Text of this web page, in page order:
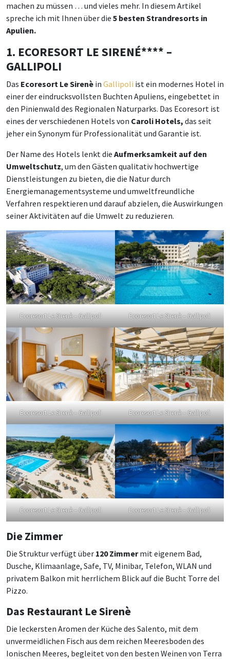
machen zu müssen … und vieles mehr. In diesem Artikel
spreche ich mit Ihnen über die 5 besten Strandresorts in
Apulien.
1. ECORESORT LE SIRENÉ**** –
GALLIPOLI
Das Ecoresort Le Sirenè in Gallipoli ist ein modernes Hotel in
einer der eindrucksvollsten Buchten Apuliens, eingebettet in
den Pinienwald des Regionalen Naturparks. Das Ecoresort ist
eines der verschiedenen Hotels von Caroli Hotels, das seit
jeher ein Synonym für Professionalität und Garantie ist.
Der Name des Hotels lenkt die Aufmerksamkeit auf den
Umweltschutz, um den Gästen qualitativ hochwertige
Dienstleistungen zu bieten, die die Natur durch
Energiemanagementsysteme und umweltfreundliche
Verfahren respektieren und darauf abzielen, die Auswirkungen
seiner Aktivitäten auf die Umwelt zu reduzieren.
Ecoresort Le Sirenè – Gallipoli Ecoresort Le Sirenè – Gallipoli
Ecoresort Le Sirenè – Gallipoli Ecoresort Le Sirenè – Gallipoli
Ecoresort Le Sirenè – Gallipoli Ecoresort Le Sirenè – Gallipoli
Die Zimmer
Die Struktur verfügt über 120 Zimmermit eigenem Bad,
Dusche, Klimaanlage, Safe, TV, Minibar, Telefon, WLAN und
privatem Balkon mit herrlichem Blick auf die Bucht Torre del
Pizzo.
Das Restaurant Le Sirenè
Die leckersten Aromen der Küche des Salento, mit dem
unvermeidlichen Fisch aus dem reichen Meeresboden des
Ionischen Meeres, begleitet von den besten Weinen von Terra